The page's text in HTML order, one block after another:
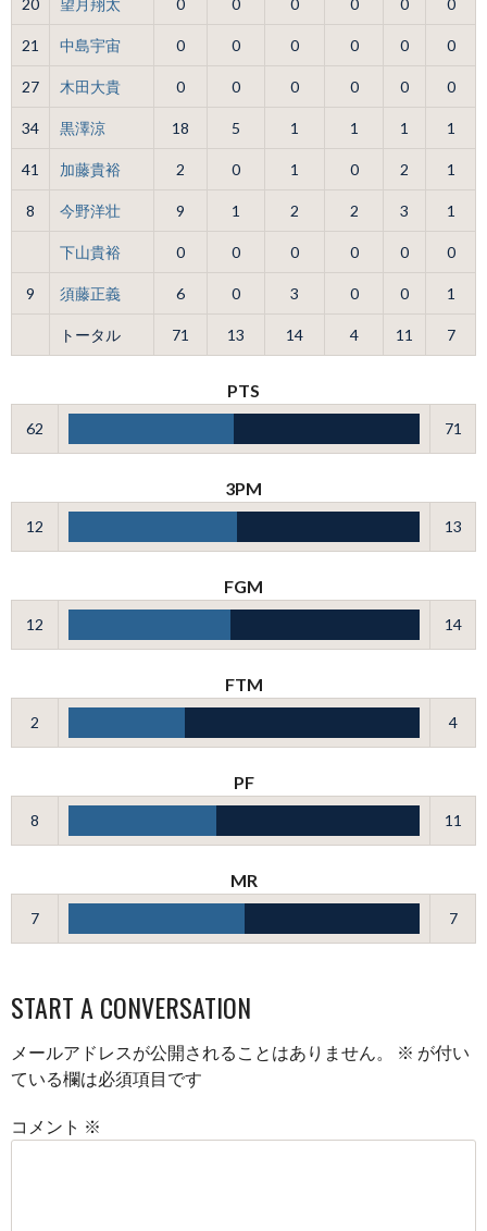
20 望月翔太 0 0 0 0 0 0
21 中島宇宙 0 0 0 0 0 0
27 木田大貴 0 0 0 0 0 0
34 黒澤涼 18 5 1 1 1 1
41 加藤貴裕 2 0 1 0 2 1
8 今野洋壮 9 1 2 2 3 1
下山貴裕 0 0 0 0 0 0
9 須藤正義 6 0 3 0 0 1
トータル 71 13 14 4 11 7
PTS
62 71
3PM
12 13
FGM
12 14
FTM
2 4
PF
8 11
MR
7 7
START A CONVERSATION
メールアドレスが公開されることはありません。 ※ が付い
ている欄は必須項目です
コメント ※